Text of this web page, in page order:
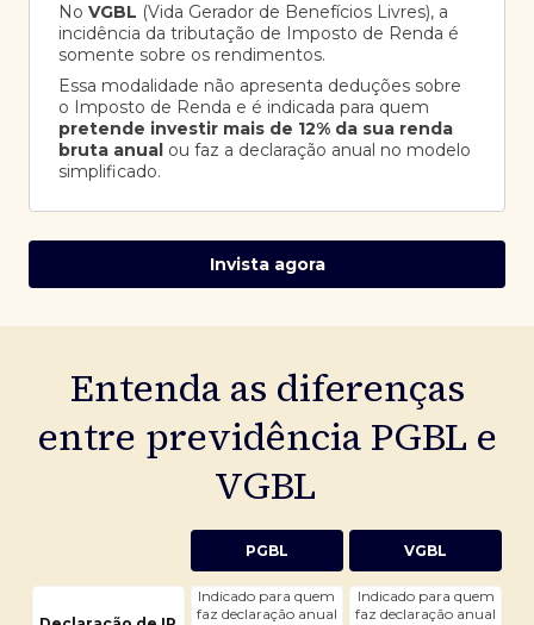
No VGBL (Vida Gerador de Benefícios Livres), a
incidência da tributação de Imposto de Renda é
somente sobre os rendimentos.
Essa modalidade não apresenta deduções sobre
o Imposto de Renda e é indicada para quem
pretende investir mais de 12% da sua renda
bruta anual ou faz a declaração anual no modelo
simplificado.
Invista agora
Entenda as diferenças
entre previdência PGBL e
VGBL
PGBL VGBL
Indicado para quem
faz declaração anual
Indicado para quem
faz declaração anual